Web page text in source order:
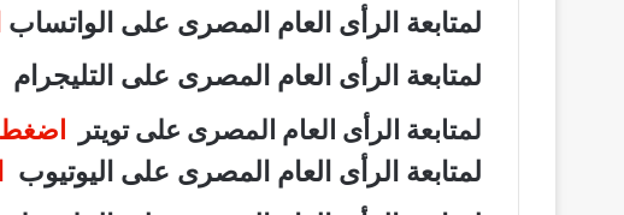
لمتابعة الرأى العام المصرى على الواتساب
لمتابعة الرأى العام المصرى على التليجرام
لمتابعة الرأى العام المصرى على تويتر اضغط
لمتابعة الرأى العام المصرى على اليوتيوب